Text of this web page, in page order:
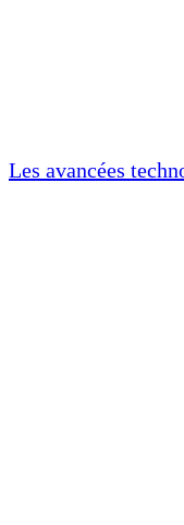
Les avancées